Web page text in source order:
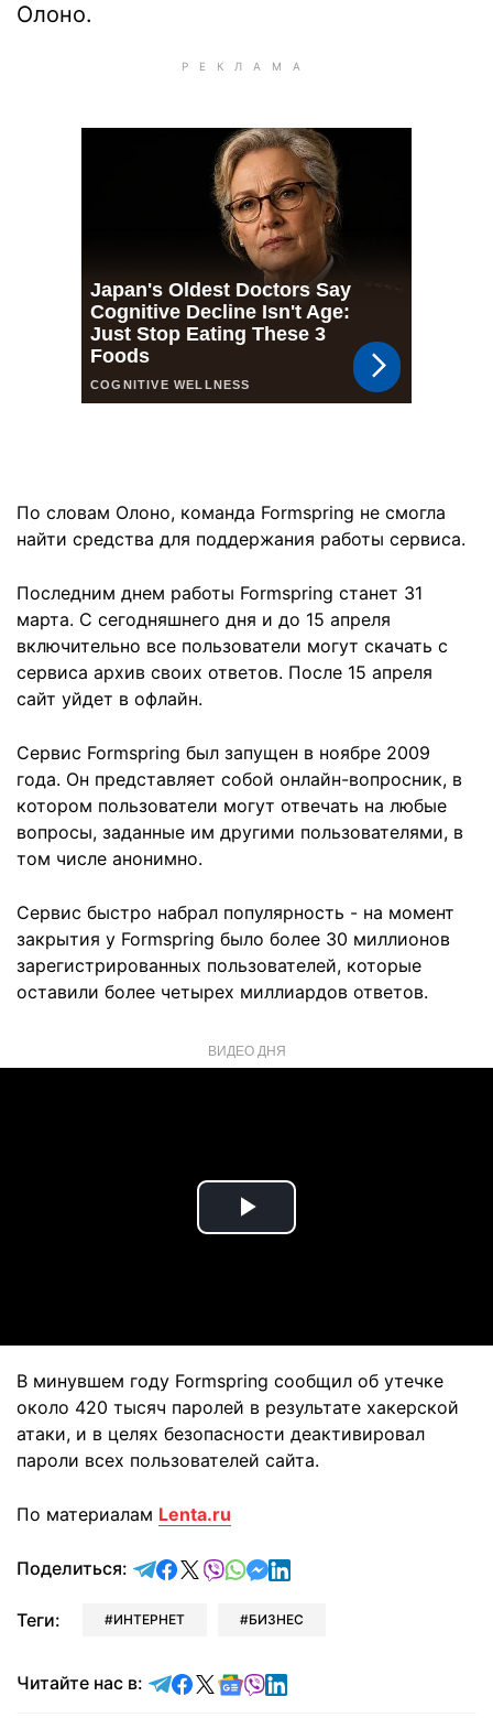
Олоно.
По словам Олоно, команда Formspring не смогла
найти средства для поддержания работы сервиса.
Последним днем работы Formspring станет 31
марта. С сегодняшнего дня и до 15 апреля
включительно все пользователи могут скачать с
сервиса архив своих ответов. После 15 апреля
сайт уйдет в офлайн.
Сервис Formspring был запущен в ноябре 2009
года. Он представляет собой онлайн-вопросник, в
котором пользователи могут отвечать на любые
вопросы, заданные им другими пользователями, в
том числе анонимно.
Сервис быстро набрал популярность - на момент
закрытия у Formspring было более 30 миллионов
зарегистрированных пользователей, которые
оставили более четырех миллиардов ответов.
ВИДЕО ДНЯ
Play
В минувшем году Formspring сообщил об утечке
около 420 тысяч паролей в результате хакерской
атаки, и в целях безопасности деактивировал
пароли всех пользователей сайта.
По материалам Lenta.ru
Поделиться: отправить в Telegram
поделиться в Facebook
поделиться в X
отправить в Viber
отправить в Whatsapp
отправить в Messenger
отправить в LinkedIn
Теги: ИНТЕРНЕТ БИЗНЕС
Читайте нас в: Читайте в Telegram
Читайте в Facebook
Читайте в X
Читайте в Google news
Читайте в Viber
Читайте в LinkedIn